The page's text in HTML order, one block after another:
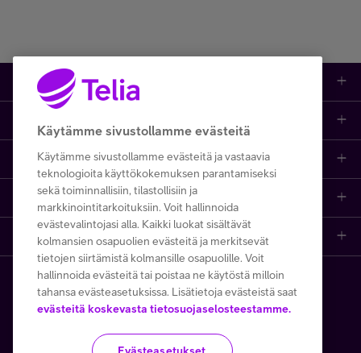
Tuotteet
IT-palvelut
Yrittäjän palvelut
Julkishallinnolle
Wholesale
Etusivu
Yhteystiedot
Paikalliset yritysmyyjät
Viat ja häiriöt
Opi ja inspiroidu
Kaikki sisällöt
Artikkelit
Referenssit
Asiakasvinkit
Telia
Telia
Telia Cygate
Telia Finland
Telia yrityksenä
Vastuullisuus
Copyright Telia Company 2026
Kaikki hinnat ALV 0 %
Käytämme sivustollamme evästeitä
Käytämme sivustollamme evästeitä ja vastaavia
teknologioita käyttökokemuksen parantamiseksi
sekä toiminnallisiin, tilastollisiin ja
markkinointitarkoituksiin. Voit hallinnoida
evästevalintojasi alla. Kaikki luokat sisältävät
kolmansien osapuolien evästeitä ja merkitsevät
tietojen siirtämistä kolmansille osapuolille. Voit
hallinnoida evästeitä tai poistaa ne käytöstä milloin
tahansa evästeasetuksissa. Lisätietoja evästeistä saat
evästeitä koskevasta tietosuojaselosteestamme.